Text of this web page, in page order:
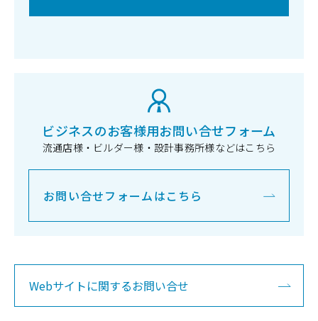
ビジネスのお客様用お問い合せフォーム
流通店様・ビルダー様・設計事務所様などはこちら
お問い合せフォームはこちら
Webサイトに関するお問い合せ